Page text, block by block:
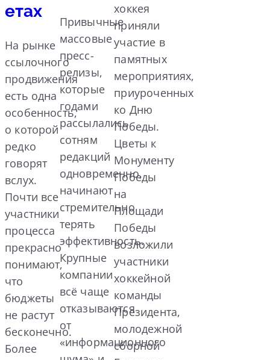
етах
На рынке
ссылочного
продвижения
есть одна
особенность,
о которой
редко
говорят
вслух.
Почти все
участники
процесса
прекрасно
понимают,
что
бюджеты
не растут
бесконечно.
Более
Привычные
массовые
пресс-
релизы,
которые
годами
рассылались
сотням
редакций
одновременно,
начинают
стремительно
терять
эффективность.
Крупные
компании
всё чаще
отказываются
от
«информационного
хоккея
приняли
участие в
памятных
мероприятиях,
приуроченных
ко Дню
Победы.
Цветы к
Монументу
Победы
на
Площади
Победы
возложили
участники
хоккейной
команды
Президента,
молодежной
сборной